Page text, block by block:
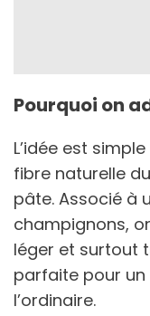
Pourquoi on
L’idée est
fibre naturelle
pâte. Associé à
champignons,
léger et surtout
parfaite pour
l’ordinaire.